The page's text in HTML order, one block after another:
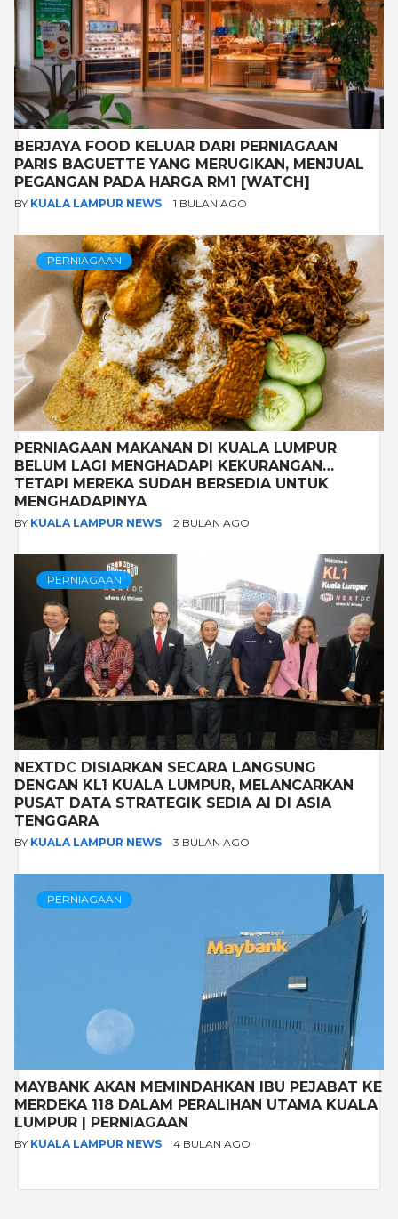
BERJAYA FOOD KELUAR DARI PERNIAGAAN
PARIS BAGUETTE YANG MERUGIKAN, MENJUAL
PEGANGAN PADA HARGA RM1 [WATCH]
BY KUALA LAMPUR NEWS 1 BULAN AGO
PERNIAGAAN
PERNIAGAAN MAKANAN DI KUALA LUMPUR
BELUM LAGI MENGHADAPI KEKURANGAN…
TETAPI MEREKA SUDAH BERSEDIA UNTUK
MENGHADAPINYA
BY KUALA LAMPUR NEWS 2 BULAN AGO
PERNIAGAAN
NEXTDC DISIARKAN SECARA LANGSUNG
DENGAN KL1 KUALA LUMPUR, MELANCARKAN
PUSAT DATA STRATEGIK SEDIA AI DI ASIA
TENGGARA
BY KUALA LAMPUR NEWS 3 BULAN AGO
PERNIAGAAN
MAYBANK AKAN MEMINDAHKAN IBU PEJABAT KE
MERDEKA 118 DALAM PERALIHAN UTAMA KUALA
LUMPUR | PERNIAGAAN
BY KUALA LAMPUR NEWS 4 BULAN AGO